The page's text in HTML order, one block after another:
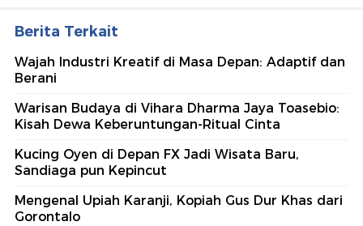
Berita Terkait
Wajah Industri Kreatif di Masa Depan: Adaptif dan
Berani
Warisan Budaya di Vihara Dharma Jaya Toasebio:
Kisah Dewa Keberuntungan-Ritual Cinta
Kucing Oyen di Depan FX Jadi Wisata Baru,
Sandiaga pun Kepincut
Mengenal Upiah Karanji, Kopiah Gus Dur Khas dari
Gorontalo